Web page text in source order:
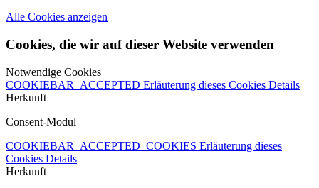
Alle Cookies anzeigen
Cookies, die wir auf dieser Website verwenden
Notwendige Cookies
COOKIEBAR_ACCEPTED Erläuterung dieses Cookies Details
Herkunft
Consent-Modul
COOKIEBAR_ACCEPTED_COOKIES Erläuterung dieses
Cookies Details
Herkunft